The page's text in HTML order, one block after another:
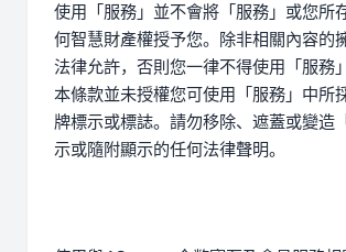
使用「服務」並不會將「服務」或您所
何智慧財產權授予您。除非相關內容的
法律允許，否則您一律不得使用「服務
本條款並未授權您可使用「服務」中所
牌標示或標誌。請勿移除、遮蓋或變造
示或隨附顯示的任何法律聲明。